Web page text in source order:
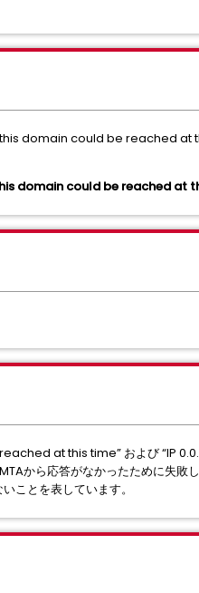
domain could be reached at
domain could be reached at
at this time” および “IP
から応答がなかったために失敗し
ことを表しています。